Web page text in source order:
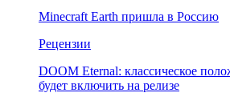
Minecraft Earth пришла в Россию
Рецензии
DOOM Eternal: классическое
будет включить на релизе